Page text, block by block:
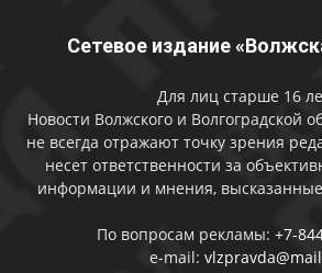
Сетевое издание
Для лиц старше 16
Новости Волжского и Волгоградской
не всегда отражают точку зрения
несет ответственности за
информации и мнения,
По вопросам рекламы: +7-
e-mail: